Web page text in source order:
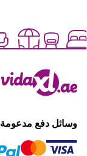
وسائل دفع مدعومة